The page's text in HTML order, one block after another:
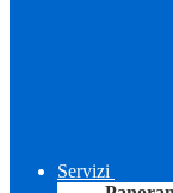
Servizi